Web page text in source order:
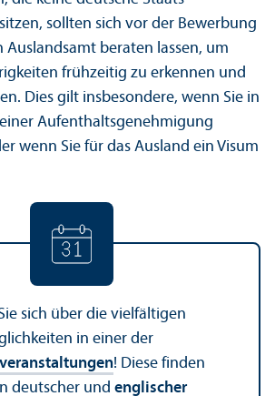
sollten sich vor der Bewerbung
Auslands­amt beraten lassen, um
frühzeitig zu erkennen und
Dies gilt insbesondere, wenn Sie in
Aufenthaltsgenehmigung
wenn Sie für das Ausland ein Visum
sich über die vielfältigen
in einer der
! Diese finden
deutscher und englischer